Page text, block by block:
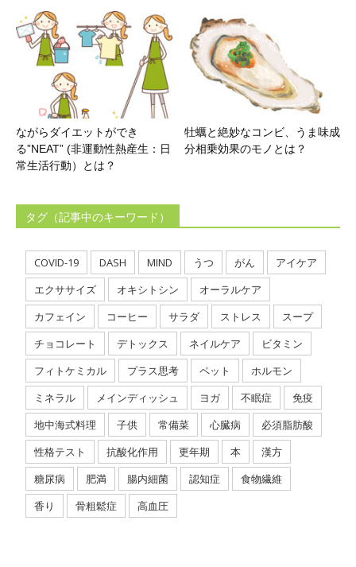
ながらダイエットができ
る”NEAT” (非運動性熱産生：日
常生活行動）とは？
牡蠣と絶妙なコンビ、うま味成
分相乗効果のモノとは？
タグ（記事中のキーワード）
COVID-19 DASH MIND うつ がん
アイケア
エクササイズ
オキシトシン
オーラルケア
カフェイン
コーヒー サラダ ストレス
スープ
チョコレート
デトックス ネイルケア
ビタミン
フィトケミカル
プラス思考 ペット
ホルモン
ミネラル
メインディッシュ ヨガ 不眠症
免疫
地中海式料理
子供 常備菜 心臓病
必須脂肪酸
性格テスト
抗酸化作用 更年期 本
漢方
糖尿病
肥満 腸内細菌 認知症
食物繊維
香り
骨粗鬆症 高血圧